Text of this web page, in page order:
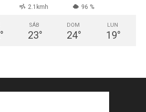
2.1kmh 96 %
°
SÁB
23°
DOM
24°
LUN
19°